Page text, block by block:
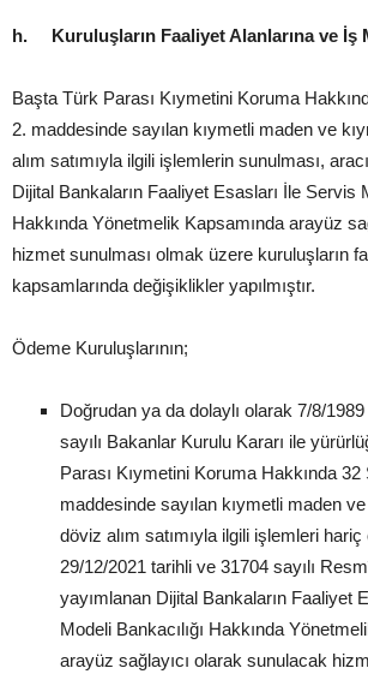
h. Kuruluşların Faaliyet Alanlarına ve
Başta Türk Parası Kıymetini Koruma
2. maddesinde sayılan kıymetli maden ve
alım satımıyla ilgili işlemlerin sunulması,
Dijital Bankaların Faaliyet Esasları İle Servis
Hakkında Yönetmelik Kapsamında arayüz
hizmet sunulması olmak üzere kuruluşların
kapsamlarında değişiklikler yapılmıştır.
Ödeme Kuruluşlarının;
Doğrudan ya da dolaylı olarak 7/8/
sayılı Bakanlar Kurulu Kararı ile
Parası Kıymetini Koruma Hakkında 32
maddesinde sayılan kıymetli maden
döviz alım satımıyla ilgili işlemleri
29/12/2021 tarihli ve 31704 sayılı
yayımlanan Dijital Bankaların Faaliyet
Modeli Bankacılığı Hakkında
arayüz sağlayıcı olarak sunulacak